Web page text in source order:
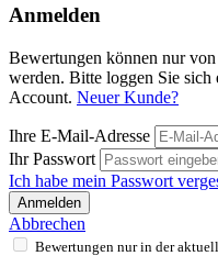
Anmelden
Bewertungen können nur
werden. Bitte loggen Sie sich
Account. Neuer Kunde?
Ihre E-Mail-Adresse
Ihr Passwort
Ich habe mein Passwort
Anmelden
Abbrechen
Bewertungen nur in der